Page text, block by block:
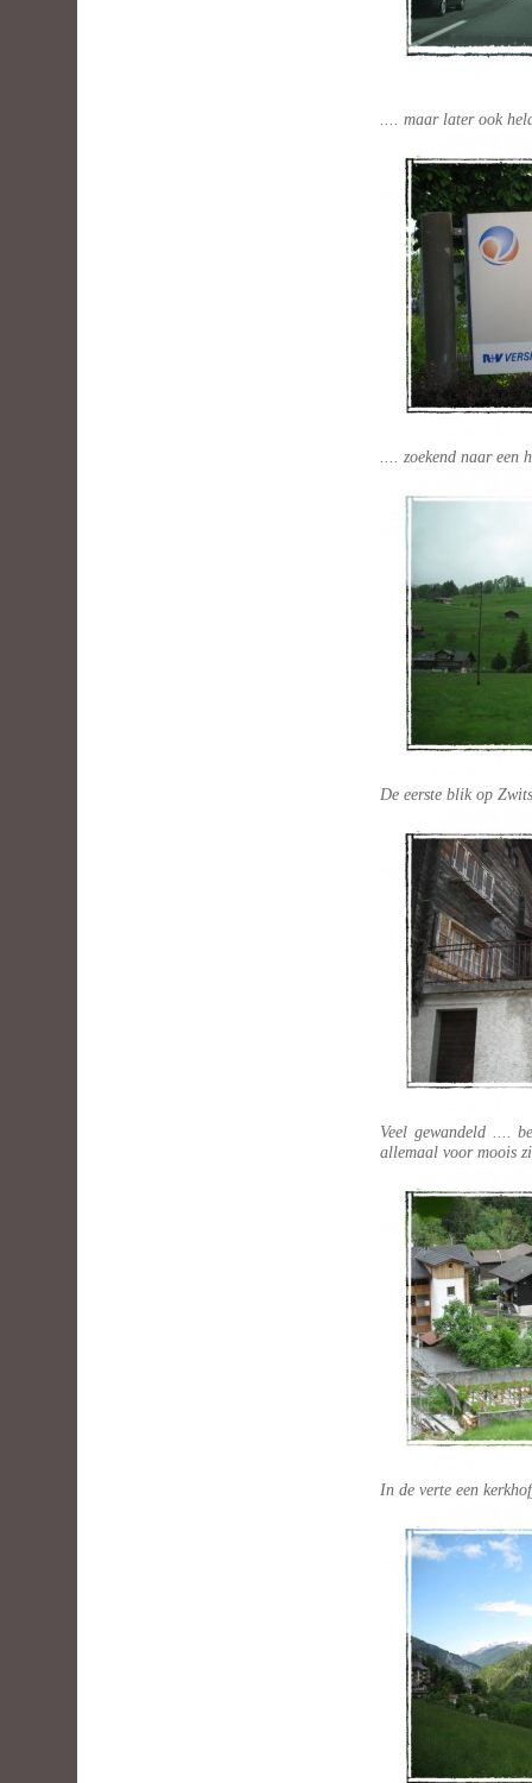
.... maar later ook
.... zoekend naar
De eerste blik op
Veel gewandeld ....
allemaal voor moois
In de verte een